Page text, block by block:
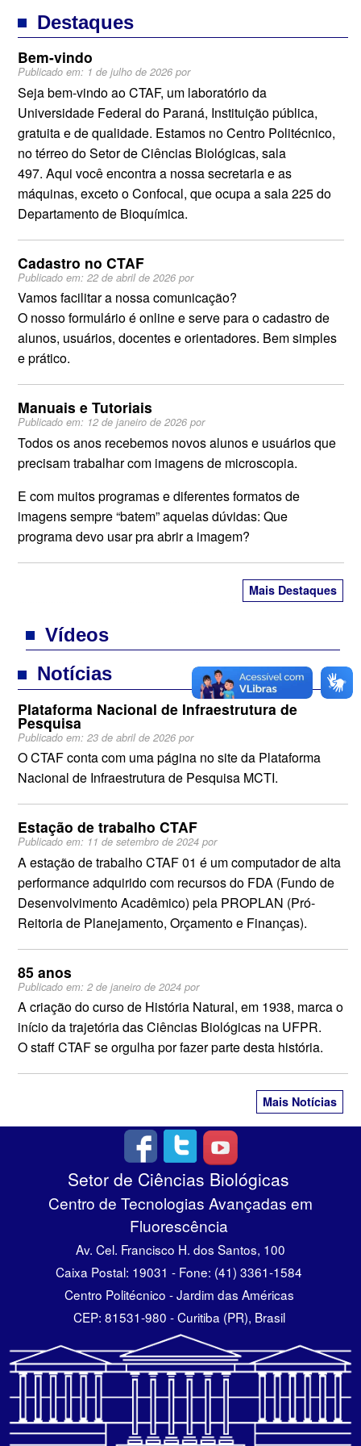
Destaques
Bem-vindo
Publicado em: 1 de julho de 2026por
Seja bem-vindo ao CTAF, um laboratório da
Universidade Federal do Paraná, Instituição pública,
gratuita e de qualidade. Estamos no Centro Politécnico,
no térreo do Setor de Ciências Biológicas, sala
497. Aqui você encontra a nossa secretaria e as
máquinas, exceto o Confocal, que ocupa a sala 225 do
Departamento de Bioquímica.
Cadastro no CTAF
Publicado em: 22 de abril de 2026por
Vamos facilitar a nossa comunicação?
O nosso formulário é online e serve para o cadastro de
alunos, usuários, docentes e orientadores. Bem simples
e prático.
Manuais e Tutoriais
Publicado em: 12 de janeiro de 2026por
Todos os anos recebemos novos alunos e usuários que
precisam trabalhar com imagens de microscopia.
E com muitos programas e diferentes formatos de
imagens sempre “batem” aquelas dúvidas: Que
programa devo usar pra abrir a imagem?
Mais Destaques
Vídeos
Notícias
Plataforma Nacional de Infraestrutura de
Pesquisa
Publicado em: 23 de abril de 2026por
O CTAF conta com uma página no site da Plataforma
Nacional de Infraestrutura de Pesquisa MCTI.
Estação de trabalho CTAF
Publicado em: 11 de setembro de 2024por
A estação de trabalho CTAF 01 é um computador de alta
performance adquirido com recursos do FDA (Fundo de
Desenvolvimento Acadêmico) pela PROPLAN (Pró-
Reitoria de Planejamento, Orçamento e Finanças).
85 anos
Publicado em: 2 de janeiro de 2024por
A criação do curso de História Natural, em 1938, marca o
início da trajetória das Ciências Biológicas na UFPR.
O staff CTAF se orgulha por fazer parte desta história.
Mais Notícias
Setor de Ciências Biológicas
Centro de Tecnologias Avançadas em
Fluorescência
Av. Cel. Francisco H. dos Santos, 100
Caixa Postal: 19031 - Fone: (41) 3361-1584
Centro Politécnico - Jardim das Américas
CEP: 81531-980 - Curitiba (PR), Brasil